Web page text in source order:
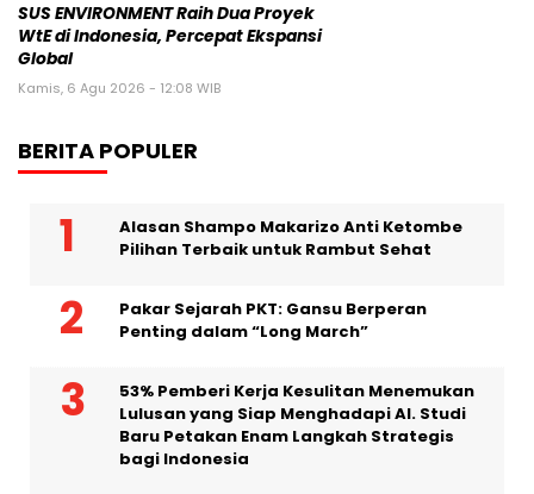
SUS ENVIRONMENT Raih Dua Proyek
WtE di Indonesia, Percepat Ekspansi
Global
Kamis, 6 Agu 2026 - 12:08 WIB
BERITA POPULER
Alasan Shampo Makarizo Anti Ketombe
Pilihan Terbaik untuk Rambut Sehat
Pakar Sejarah PKT: Gansu Berperan
Penting dalam “Long March”
53% Pemberi Kerja Kesulitan Menemukan
Lulusan yang Siap Menghadapi AI. Studi
Baru Petakan Enam Langkah Strategis
bagi Indonesia